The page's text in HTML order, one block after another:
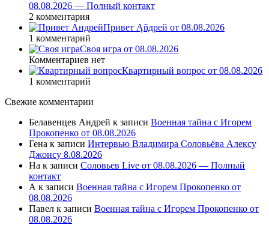
08.08.2026 — Полный контакт
2 комментария
Привет Ąñдpей от 08.08.2026
1 комментарий
Своя игра от 08.08.2026
Комментариев нет
Квартирный вопрос от 08.08.2026
1 комментарий
Свежие комментарии
Белавенцев Андрей к записи Военная тайна с Игорем
Прокопенко от 08.08.2026
Гена к записи Интервью Владимира Соловьёва Алексу
Джонсу 8.08.2026
На к записи Соловьев Live от 08.08.2026 — Полный
контакт
А к записи Военная тайна с Игорем Прокопенко от
08.08.2026
Павел к записи Военная тайна с Игорем Прокопенко от
08.08.2026